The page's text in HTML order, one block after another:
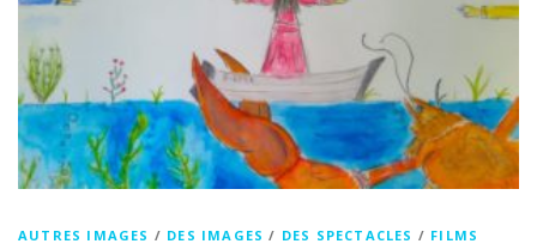
AUTRES IMAGES / DES IMAGES / DES SPECTACLES / FILMS